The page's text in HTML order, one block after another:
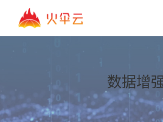
数据增